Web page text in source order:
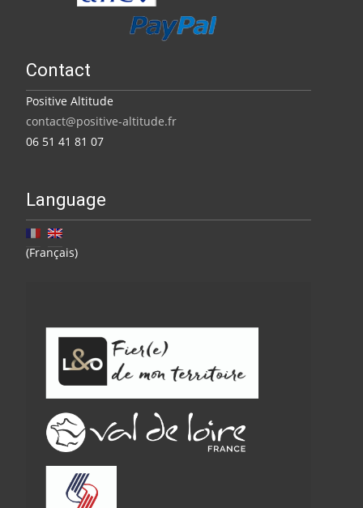
Contact
Positive Altitude
contact@positive-altitude.fr
06 51 41 81 07
Language
(Français)